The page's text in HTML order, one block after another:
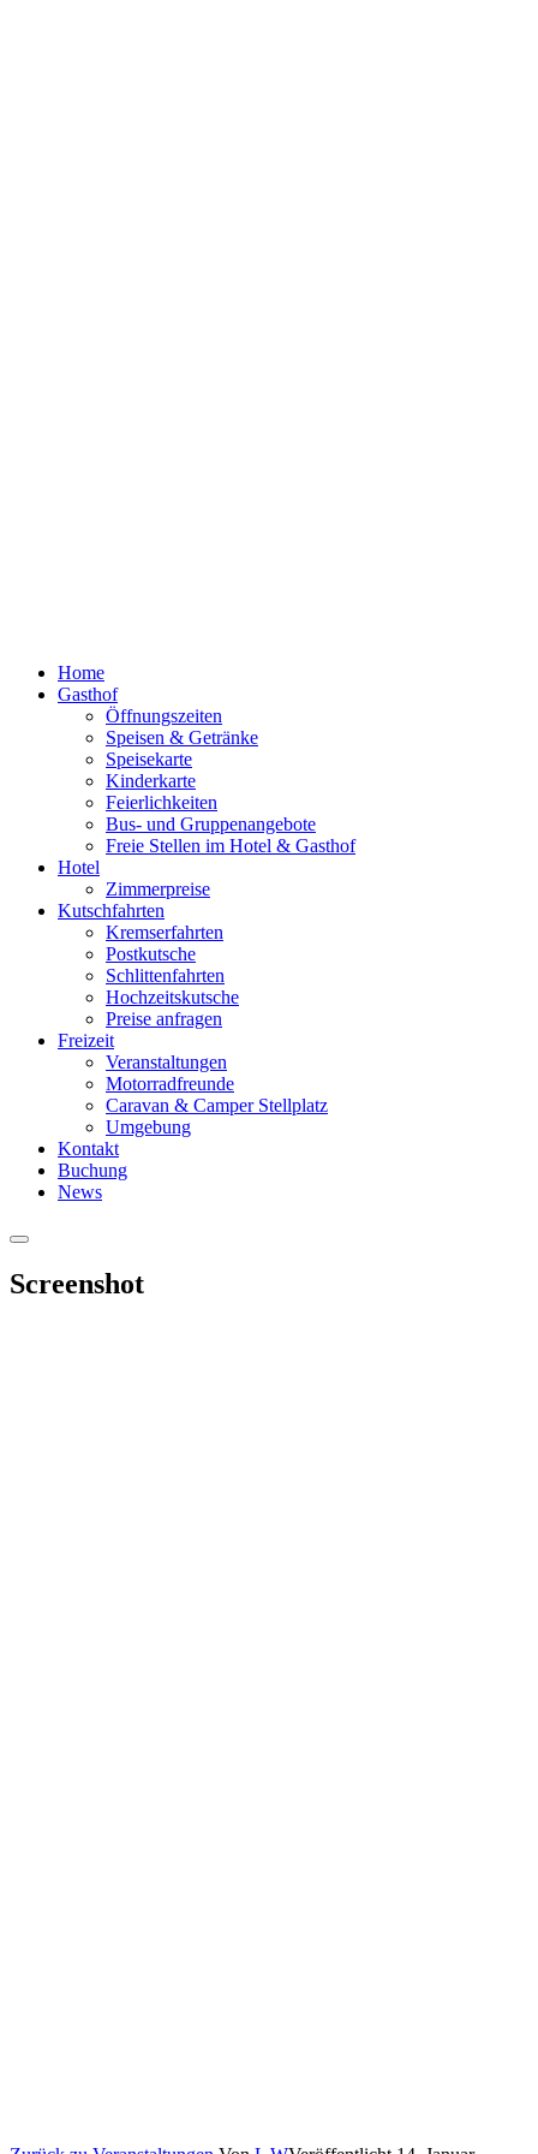
Home
Gasthof
Öffnungszeiten
Speisen & Getränke
Speisekarte
Kinderkarte
Feierlichkeiten
Bus- und Gruppenangebote
Freie Stellen im Hotel & Gasthof
Hotel
Zimmerpreise
Kutschfahrten
Kremserfahrten
Postkutsche
Schlittenfahrten
Hochzeitskutsche
Preise anfragen
Freizeit
Veranstaltungen
Motorradfreunde
Caravan & Camper Stellplatz
Umgebung
Kontakt
Buchung
News
Hauptmenü
Screenshot